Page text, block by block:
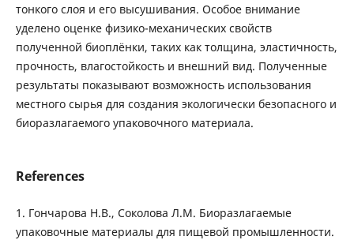
тонкого слоя и его высушивания. Особое внимание
уделено оценке физико-механических свойств
полученной биоплёнки, таких как толщина, эластичность,
прочность, влагостойкость и внешний вид. Полученные
результаты показывают возможность использования
местного сырья для создания экологически безопасного и
биоразлагаемого упаковочного материала.
References
1. Гончарова Н.В., Соколова Л.М. Биоразлагаемые
упаковочные материалы для пищевой промышленности.